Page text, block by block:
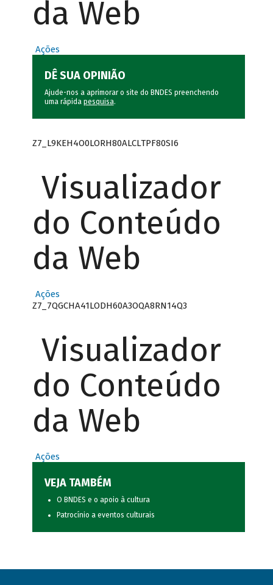
da Web
Ações
DÊ SUA OPINIÃO
Ajude-nos a aprimorar o site do BNDES preenchendo
uma rápida pesquisa.
Z7_L9KEH4O0LORH80ALCLTPF80SI6
Visualizador
do Conteúdo
da Web
Ações
Z7_7QGCHA41LODH60A3OQA8RN14Q3
Visualizador
do Conteúdo
da Web
Ações
VEJA TAMBÉM
O BNDES e o apoio à cultura
Patrocínio a eventos culturais